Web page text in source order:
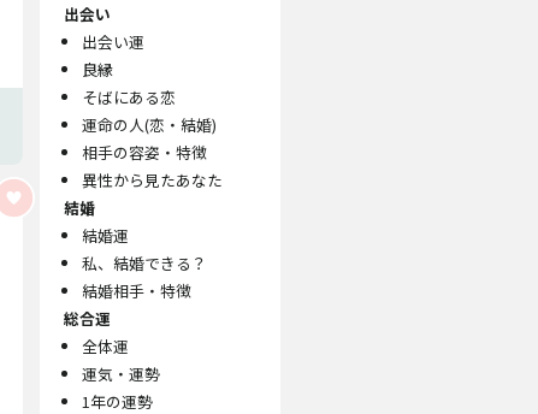
出会い
出会い運
良縁
そばにある恋
運命の人(恋・結婚)
相手の容姿・特徴
異性から見たあなた
結婚
結婚運
私、結婚できる？
結婚相手・特徴
総合運
全体運
運気・運勢
1年の運勢